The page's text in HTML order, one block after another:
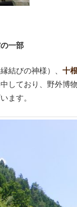
一部
縁結びの神様）、 十
しており、野外博
ます。